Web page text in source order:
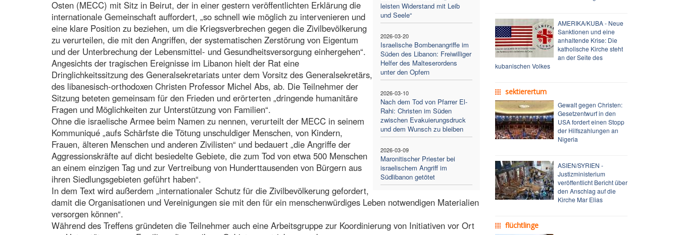
leisten Widerstand mit Leib
und Seele“
2026-03-20
Israelische Bombenangriffe im
Süden des Libanon: Freiwilliger
Helfer des Malteserordens
unter den Opfern
2026-03-10
Nach dem Tod von Pfarrer El-
Rahi: Christen im Süden
zwischen Evakuierungsdruck
und dem Wunsch zu bleiben
2026-03-09
Maronitischer Priester bei
israelischem Angriff im
Südlibanon getötet
Osten (MECC) mit Sitz in Beirut, der in einer gestern veröffentlichten Erklärung die
internationale Gemeinschaft auffordert, „so schnell wie möglich zu intervenieren und
eine klare Position zu beziehen, um die Kriegsverbrechen gegen die Zivilbevölkerung
zu verurteilen, die mit den Angriffen, der systematischen Zerstörung von Eigentum
und der Unterbrechung der Lebensmittel- und Gesundheitsversorgung einhergehen“.
Angesichts der tragischen Ereignisse im Libanon hielt der Rat eine
Dringlichkeitssitzung des Generalsekretariats unter dem Vorsitz des Generalsekretärs,
des libanesisch-orthodoxen Christen Professor Michel Abs, ab. Die Teilnehmer der
Sitzung beteten gemeinsam für den Frieden und erörterten „dringende humanitäre
Fragen und Möglichkeiten zur Unterstützung von Familien“.
Ohne die israelische Armee beim Namen zu nennen, verurteilt der MECC in seinem
Kommuniqué „aufs Schärfste die Tötung unschuldiger Menschen, von Kindern,
Frauen, älteren Menschen und anderen Zivilisten“ und bedauert „die Angriffe der
Aggressionskräfte auf dicht besiedelte Gebiete, die zum Tod von etwa 500 Menschen
an einem einzigen Tag und zur Vertreibung von Hunderttausenden von Bürgern aus
ihren Siedlungsgebieten geführt haben“.
In dem Text wird außerdem „internationaler Schutz für die Zivilbevölkerung gefordert,
damit die Organisationen und Vereinigungen sie mit den für ein menschenwürdiges Leben notwendigen Materialien
versorgen können“.
Während des Treffens gründeten die Teilnehmer auch eine Arbeitsgruppe zur Koordinierung von Initiativen vor Ort
AMERIKA/KUBA - Neue
Sanktionen und eine
anhaltende Krise: Die
katholische Kirche steht
an der Seite des
kubanischen Volkes
sektierertum
Gewalt gegen Christen:
Gesetzentwurf in den
USA fordert einen Stopp
der Hilfszahlungen an
Nigeria
ASIEN/SYRIEN -
Justizministerium
veröffentlicht Bericht über
den Anschlag auf die
Kirche Mar Elias
flüchtlinge